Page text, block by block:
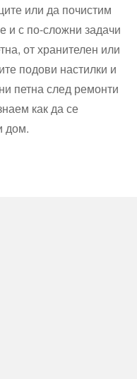
или да почистим
и с по-сложни задачи
от хранителен или
подови настилки и
петна след ремонти
как да се
дом.